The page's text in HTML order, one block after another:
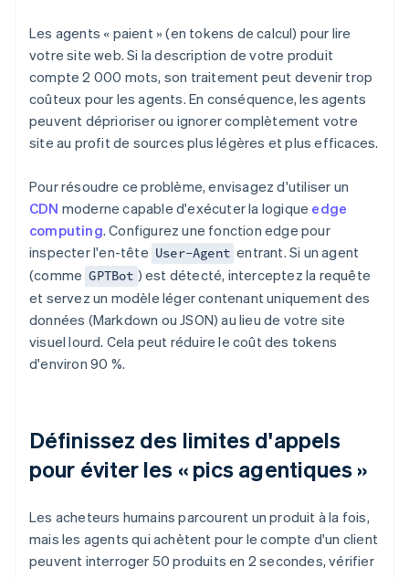
Les agents « paient » (en tokens de calcul) pour lire
votre site web. Si la description de votre produit
compte 2 000 mots, son traitement peut devenir trop
coûteux pour les agents. En conséquence, les agents
peuvent déprioriser ou ignorer complètement votre
site au profit de sources plus légères et plus efficaces.
Pour résoudre ce problème, envisagez d'utiliser un
CDN moderne capable d'exécuter la logique edge
computing. Configurez une fonction edge pour
inspecter l'en-tête User-Agent entrant. Si un agent
(comme GPTBot ) est détecté, interceptez la requête
et servez un modèle léger contenant uniquement des
données (Markdown ou JSON) au lieu de votre site
visuel lourd. Cela peut réduire le coût des tokens
d'environ 90 %.
Définissez des limites d'appels
pour éviter les « pics agentiques »
Les acheteurs humains parcourent un produit à la fois,
mais les agents qui achètent pour le compte d'un client
peuvent interroger 50 produits en 2 secondes, vérifier